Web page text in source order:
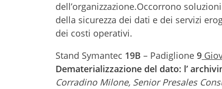
dell’organizzazione.Occorrono
della sicurezza dei dati e dei servizi
dei costi operativi.
Stand Symantec 19B – Padiglione 9
Dematerializzazione del dato: l’
Corradino Milone, Senior Presales